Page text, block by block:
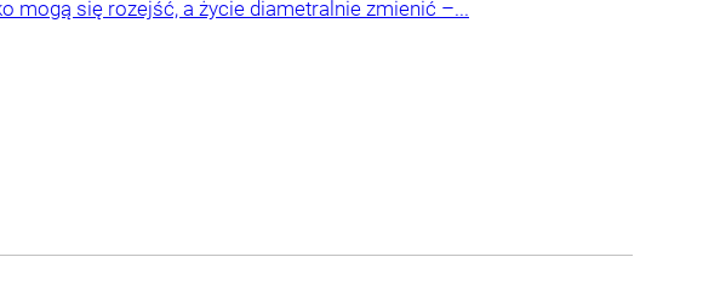
mogą się rozejść, a życie diametralnie zmienić –...